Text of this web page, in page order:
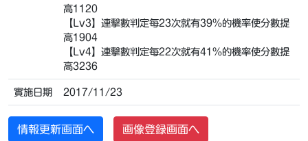
高1120
【Lv3】連擊數判定每23次就有39%的機率使分數提
高1904
【Lv4】連擊數判定每22次就有41%的機率使分數提
高3236
實施日期 2017/11/23
情報更新画面へ 画像登録画面へ